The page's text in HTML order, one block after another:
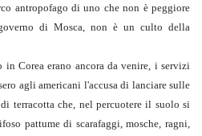
antropofago di uno che non è peggiore
di Mosca, non è un culto della
Corea erano ancora da venire, i servizi
agli americani l'accusa di lanciare sulle
terracotta che, nel percuotere il suolo si
pattume di scarafaggi, mosche, ragni,